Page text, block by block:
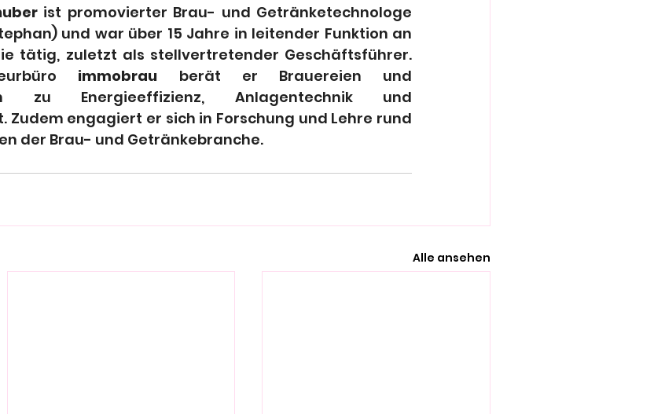
ist promovierter Brau- und Getränketechnologe
und war über 15 Jahre in leitender Funktion an
tätig, zuletzt als stellvertretender Geschäftsführer.
immobrau berät er Brauereien und
zu Energieeffizienz, Anlagentechnik und
engagiert er sich in Forschung und Lehre rund
der Brau- und Getränkebranche.
Alle ansehen